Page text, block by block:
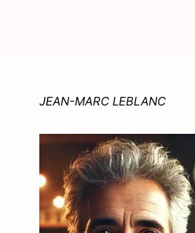
JEAN-MARC LEBLANC